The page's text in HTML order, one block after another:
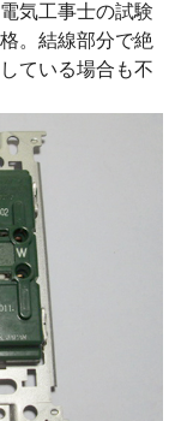
気工事士の試験
。結線部分で絶
ている場合も不